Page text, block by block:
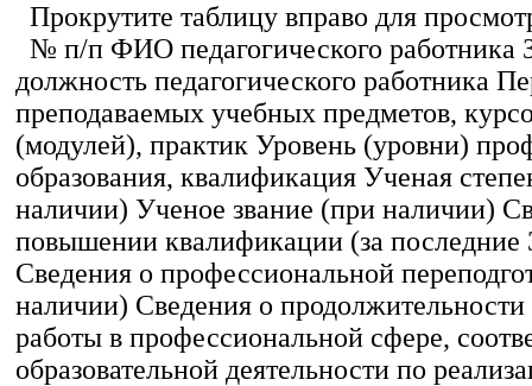
Прокрутите таблицу вправо для
№ п/п ФИО педагогического работника
должность педагогического работника
преподаваемых учебных предметов,
(модулей), практик Уровень (уровни)
образования, квалификация Ученая
наличии) Ученое звание (при наличии)
повышении квалификации (за последние
Сведения о профессиональной
наличии) Сведения о
работы в профессиональной сфере,
образовательной деятельности по